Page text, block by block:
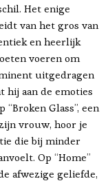
Het enige
van het gros van
en heerlijk
voeren om
uitgedragen
hij aan de emoties
Glass”, een
vrouw, hoor je
die bij minder
Op “Home”
afwezige geliefde,